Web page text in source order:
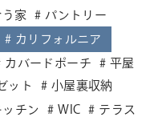
家
パントリー
カリフォルニア
カバードポーチ
平屋
ット
小屋裏収納
チン WIC
テラス